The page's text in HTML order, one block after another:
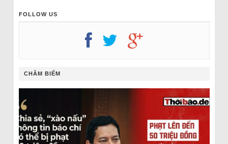
FOLLOW US
CHÂM BIẾM